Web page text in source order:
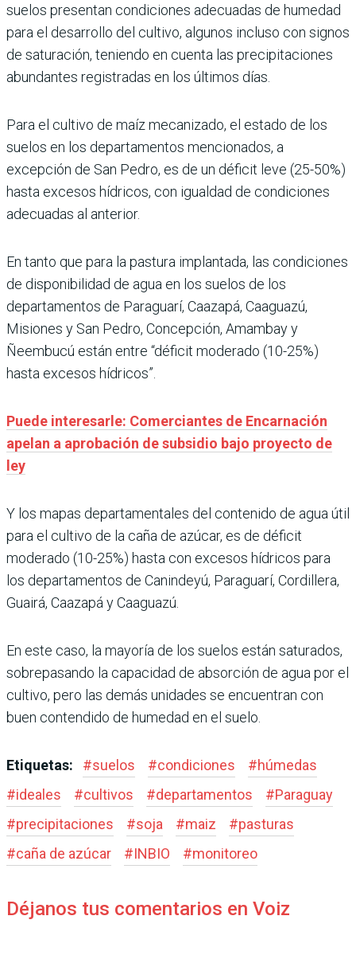
suelos presentan condiciones adecuadas de humedad
para el desarrollo del cultivo, algunos incluso con signos
de saturación, teniendo en cuenta las precipitaciones
abundantes registradas en los últimos días.
Para el cultivo de maíz mecanizado, el estado de los
suelos en los departamentos mencionados, a
excepción de San Pedro, es de un déficit leve (25-50%)
hasta excesos hídricos, con igualdad de condiciones
adecuadas al anterior.
En tanto que para la pastura implantada, las condiciones
de disponibilidad de agua en los suelos de los
departamentos de Paraguarí, Caazapá, Caaguazú,
Misiones y San Pedro, Concepción, Amambay y
Ñeembucú están entre “déficit moderado (10-25%)
hasta excesos hídricos”.
Puede interesarle: Comerciantes de Encarnación
apelan a aprobación de subsidio bajo proyecto de
ley
Y los mapas departamentales del contenido de agua útil
para el cultivo de la caña de azúcar, es de déficit
moderado (10-25%) hasta con excesos hídricos para
los departamentos de Canindeyú, Paraguarí, Cordillera,
Guairá, Caazapá y Caaguazú.
En este caso, la mayoría de los suelos están saturados,
sobrepasando la capacidad de absorción de agua por el
cultivo, pero las demás unidades se encuentran con
buen contendido de humedad en el suelo.
Etiquetas: #suelos #condiciones #húmedas
#ideales #cultivos #departamentos #Paraguay
#precipitaciones #soja #maiz #pasturas
#caña de azúcar #INBIO #monitoreo
Déjanos tus comentarios en Voiz